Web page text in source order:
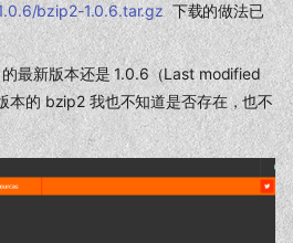
bzip2-1.0.6.tar.gz 下载的做法已
最新版本还是 1.0.6（Last modified
本的 bzip2 我也不知道是否存在，也不